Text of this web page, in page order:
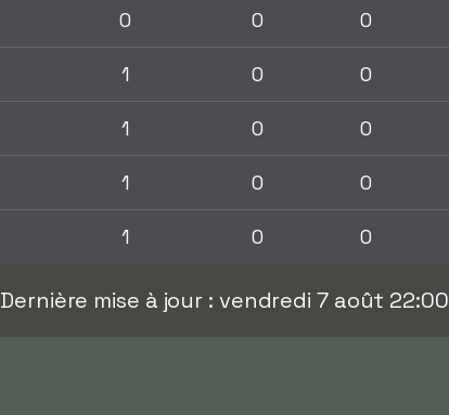
0 0 0
1 0 0
1 0 0
1 0 0
1 0 0
Dernière mise à jour : vendredi 7 août 22:00